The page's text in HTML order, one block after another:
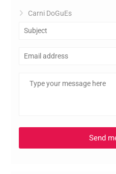
Carni DoGuEs